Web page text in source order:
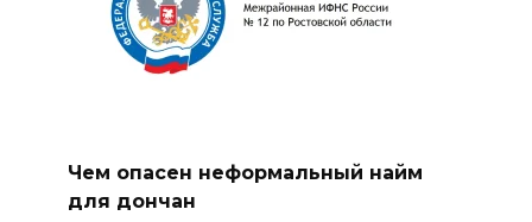
Чем опасен неформальный найм
для дончан